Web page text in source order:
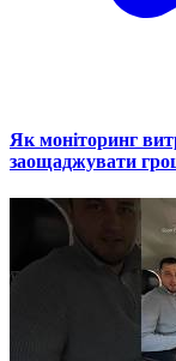
Як моніторинг
заощаджувати